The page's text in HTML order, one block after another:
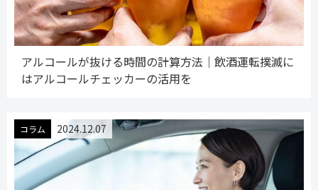
アルコールが抜ける時間の計算方法｜飲酒運転撲滅に
はアルコールチェッカーの活用を
コラム 2024.12.07